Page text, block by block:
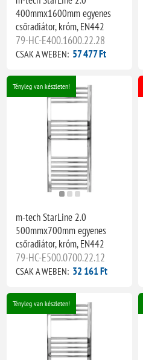
400mmx1600mm egyenes
csőradiátor, króm, EN442
79-HC-E400.1600.22.28
CSAK A WEBEN: 57 477 Ft
Tényleg van készleten!
m-tech StarLine 2.0
500mmx700mm egyenes
csőradiátor, króm, EN442
79-HC-E500.0700.22.12
CSAK A WEBEN: 32 161 Ft
Tényleg van készleten!